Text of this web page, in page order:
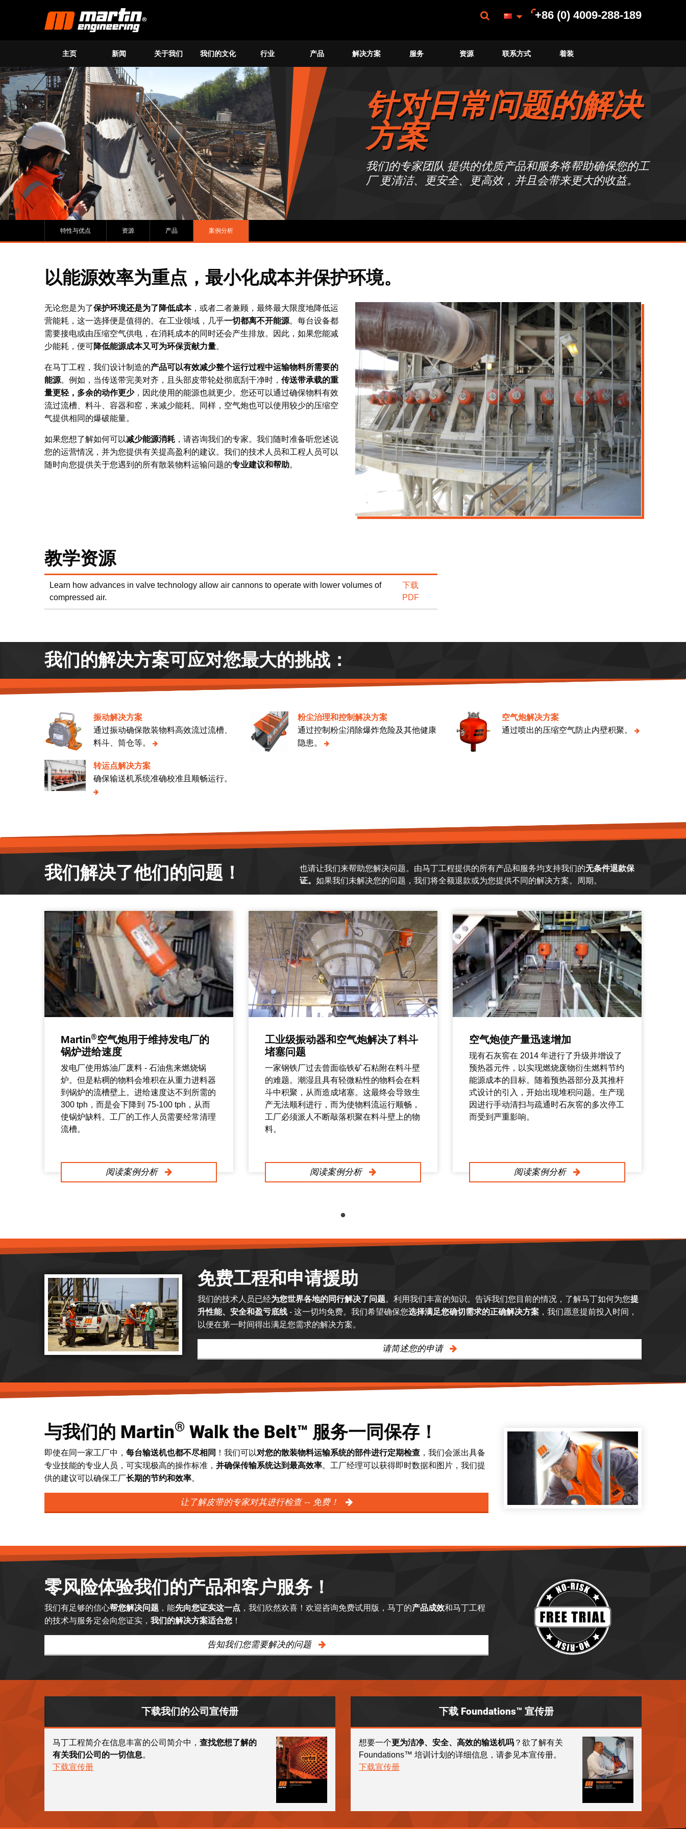
+86 (0) 4009-288-189
主页 新闻 关于我们 我们的文化 行业 产品 解决方案 服务 资源 联系方式 着装
针对日常问题的解决
方案
我们的专家团队 提供的优质产品和服务将帮助确保您的工
厂 更清洁、更安全、更高效，并且会带来更大的收益。
特性与优点 资源 产品 案例分析
以能源效率为重点，最小化成本并保护环境。
无论您是为了保护环境还是为了降低成本，或者二者兼顾，最终最大限度地降低运
营能耗，这一选择便是值得的。在工业领域，几乎一切都离不开能源。每台设备都
需要接电或由压缩空气供电，在消耗成本的同时还会产生排放。因此，如果您能减
少能耗，便可降低能源成本又可为环保贡献力量。
在马丁工程，我们设计制造的产品可以有效减少整个运行过程中运输物料所需要的
能源。例如，当传送带完美对齐，且头部皮带轮处彻底刮干净时， 传送带承载的重
量更轻，多余的动作更少，因此使用的能源也就更少。您还可以通过确保物料有效
流过流槽、料斗、容器和窑，来减少能耗。同样，空气炮也可以使用较少的压缩空
气提供相同的爆破能量。
如果您想了解如何可以减少能源消耗 ，请咨询我们的专家。我们随时准备听您述说
您的运营情况，并为您提供有关提高盈利的建议。我们的技术人员和工程人员可以
随时向您提供关于您遇到的所有散装物料运输问题的专业建议和帮助。
教学资源
Learn how advances in valve technology allow air cannons to operate with lower volumes of
compressed air.
下载
PDF
我们的解决方案可应对您最大的挑战：
振动解决方案
通过振动确保散装物料高效流过流槽、
料斗、筒仓等。
粉尘治理和控制解决方案
通过控制粉尘消除爆炸危险及其他健康
隐患。
空气炮解决方案
通过喷出的压缩空气防止内壁积聚。
转运点解决方案
确保输送机系统准确校准且顺畅运行。
我们解决了他们的问题！ 也请让我们来帮助您解决问题。由马丁工程提供的所有产品和服务均支持我们的无条件退款保
证。 如果我们未解决您的问题，我们将全额退款或为您提供不同的解决方案。周期。
Martin®空气炮用于维持发电厂的
锅炉进给速度
发电厂使用炼油厂废料 - 石油焦来燃烧锅
炉。但是粘稠的物料会堆积在从重力进料器
到锅炉的流槽壁上。进给速度达不到所需的
300 tph，而是会下降到 75-100 tph，从而
使锅炉缺料。工厂的工作人员需要经常清理
流槽。
阅读案例分析
工业级振动器和空气炮解决了料斗
堵塞问题
一家钢铁厂过去曾面临铁矿石粘附在料斗壁
的难题。潮湿且具有轻微粘性的物料会在料
斗中积聚，从而造成堵塞。这最终会导致生
产无法顺利进行，而为使物料流运行顺畅，
工厂必须派人不断敲落积聚在料斗壁上的物
料。
阅读案例分析
空气炮使产量迅速增加
现有石灰窖在 2014 年进行了升级并增设了
预热器元件，以实现燃烧废物衍生燃料节约
能源成本的目标。随着预热器部分及其推杆
式设计的引入，开始出现堆积问题。生产现
因进行手动清扫与疏通时石灰窖的多次停工
而受到严重影响。
阅读案例分析
免费工程和申请援助
我们的技术人员已经为您世界各地的同行解决了问题。利用我们丰富的知识。告诉我们您目前的情况，了解马丁如何为您提
升性能、安全和盈亏底线 - 这一切均免费。我们希望确保您选择满足您确切需求的正确解决方案 ，我们愿意提前投入时间，
以便在第一时间得出满足您需求的解决方案。
请简述您的申请
与我们的 Martin® Walk the Belt™ 服务一同保存！
即使在同一家工厂中， 每台输送机也都不尽相同 ！我们可以对您的散装物料运输系统的部件进行定期检查 ，我们会派出具备
专业技能的专业人员，可实现极高的操作标准， 并确保传输系统达到最高效率。工厂经理可以获得即时数据和图片，我们提
供的建议可以确保工厂长期的节约和效率。
让了解皮带的专家对其进行检查 -- 免费！
零风险体验我们的产品和客户服务！
我们有足够的信心帮您解决问题 ，能先向您证实这一点 ，我们欣然欢喜！欢迎咨询免费试用版，马丁的产品成效和马丁工程
的技术与服务定会向您证实， 我们的解决方案适合您 ！
告知我们您需要解决的问题
下载我们的公司宣传册
马丁工程简介在信息丰富的公司简介中， 查找您想了解的
有关我们公司的一切信息。
下载宣传册
下载 Foundations™ 宣传册
想要一个更为洁净、安全、高效的输送机吗 ？欲了解有关
Foundations™ 培训计划的详细信息，请参见本宣传册。
下载宣传册